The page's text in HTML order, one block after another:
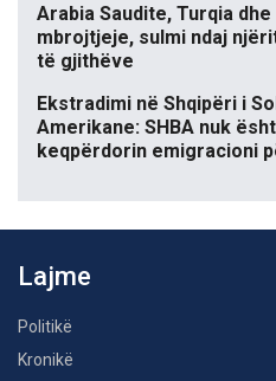
Arabia Saudite, Turqia
mbrojtjeje, sulmi ndaj
të gjithëve
Ekstradimi në Shqipëri i
Amerikane: SHBA nuk
keqpërdorin emigracioni
Lajme
Politikë
Kronikë